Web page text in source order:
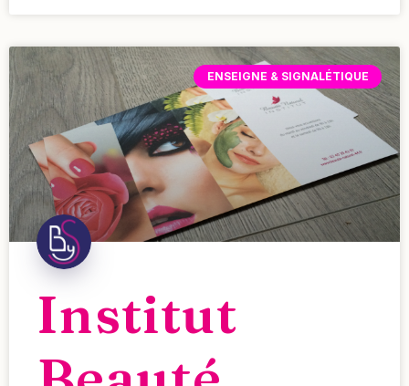
ENSEIGNE & SIGNALÉTIQUE
Institut